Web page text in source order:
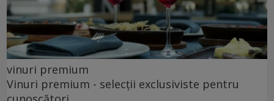
vinuri premium
Vinuri premium - selecții exclusiviste pentru